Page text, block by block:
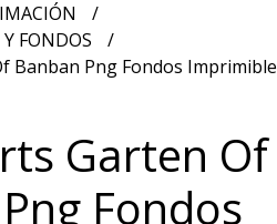
FONDOS
Banban Png Fondos Imprimible
Garten Of
Fondos